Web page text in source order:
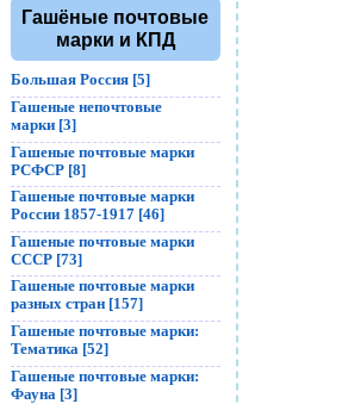
Гашёные почтовые
марки и КПД
Большая Россия [5]
Гашеные непочтовые
марки [3]
Гашеные почтовые марки
РСФСР [8]
Гашеные почтовые марки
России 1857-1917 [46]
Гашеные почтовые марки
СССР [73]
Гашеные почтовые марки
разных стран [157]
Гашеные почтовые марки:
Тематика [52]
Гашеные почтовые марки:
Фауна [3]